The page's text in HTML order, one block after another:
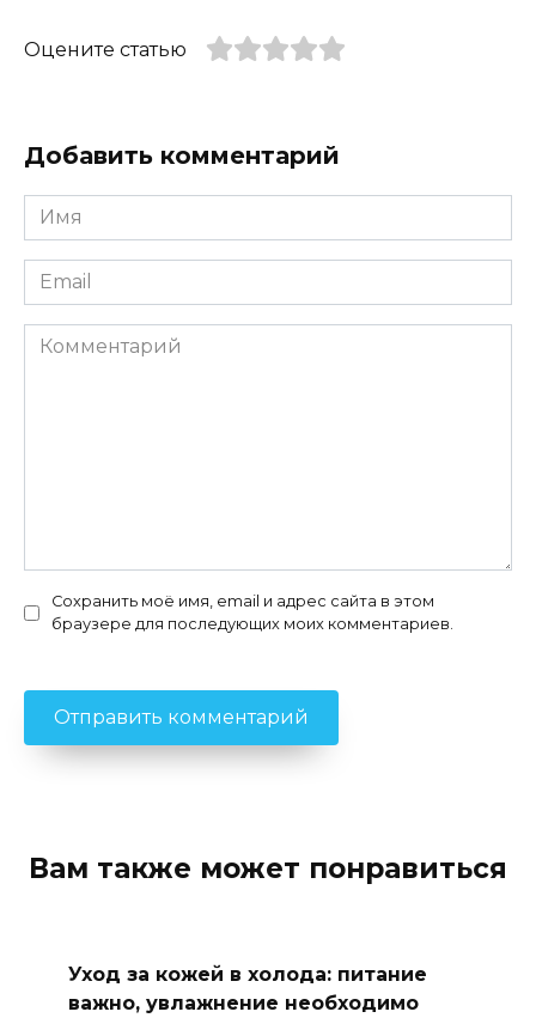
Оцените статью
Добавить комментарий
Имя
*
Email
*
Комментарий
Сохранить моё имя, email и адрес сайта в этом
браузере для последующих моих комментариев.
Вам также может понравиться
Уход за кожей в холода: питание
важно, увлажнение необходимо